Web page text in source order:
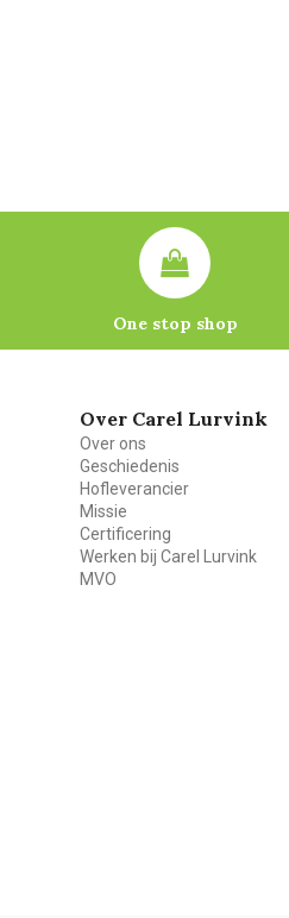
One stop shop
Over Carel Lurvink
Over ons
Geschiedenis
Hofleverancier
Missie
Certificering
Werken bij Carel Lurvink
MVO